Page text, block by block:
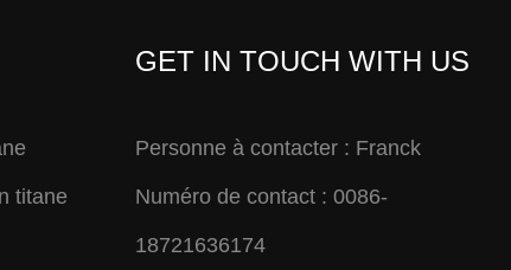
titane
GET IN TOUCH WITH US
Personne à contacter : Franck
Numéro de contact : 0086-
18721636174